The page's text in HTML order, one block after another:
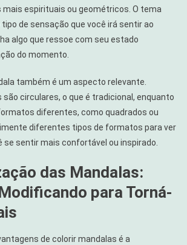
espirituais ou geométricos. O tema
de sensação que você irá sentir ao
algo que ressoe com seu estado
do momento.
também é um aspecto relevante.
circulares, o que é tradicional, enquanto
diferentes, como quadrados ou
diferentes tipos de formatos para ver
se sentir mais confortável ou inspirado.
das Mandalas:
para Torná-
de colorir mandalas é a